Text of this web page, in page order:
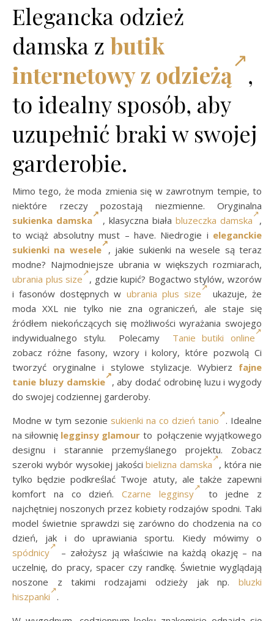
Elegancka odzież
damska z butik
internetowy z odzieżą ,
to idealny sposób, aby
uzupełnić braki w swojej
garderobie.
Mimo tego, że moda zmienia się w zawrotnym tempie, to
niektóre rzeczy pozostają niezmienne. Oryginalna
sukienka damska
, klasyczna biała bluzeczka damska
,
to wciąż absolutny must – have. Niedrogie i eleganckie
sukienki na wesele
, jakie sukienki na wesele są teraz
modne? Najmodniejsze ubrania w większych rozmiarach,
ubrania plus size
, gdzie kupić? Bogactwo stylów, wzorów
i fasonów dostępnych w ubrania plus size
ukazuje, że
moda XXL nie tylko nie zna ograniczeń, ale staje się
źródłem niekończących się możliwości wyrażania swojego
indywidualnego stylu. Polecamy Tanie butiki online
zobacz różne fasony, wzory i kolory, które pozwolą Ci
tworzyć oryginalne i stylowe stylizacje. Wybierz fajne
tanie bluzy damskie
, aby dodać odrobinę luzu i wygody
do swojej codziennej garderoby.
Modne w tym sezonie sukienki na co dzień tanio
. Idealne
na siłownię legginsy glamour to połączenie wyjątkowego
designu i starannie przemyślanego projektu. Zobacz
szeroki wybór wysokiej jakościbielizna damska
, która nie
tylko będzie podkreślać Twoje atuty, ale także zapewni
komfort na co dzień. Czarne legginsy
to jedne z
najchętniej noszonych przez kobiety rodzajów spodni. Taki
model świetnie sprawdzi się zarówno do chodzenia na co
dzień, jak i do uprawiania sportu. Kiedy mówimy o
spódnicy
– założysz ją właściwie na każdą okazję – na
uczelnię, do pracy, spacer czy randkę. Świetnie wyglądają
noszone z takimi rodzajami odzieży jak np. bluzki
hiszpanki
.